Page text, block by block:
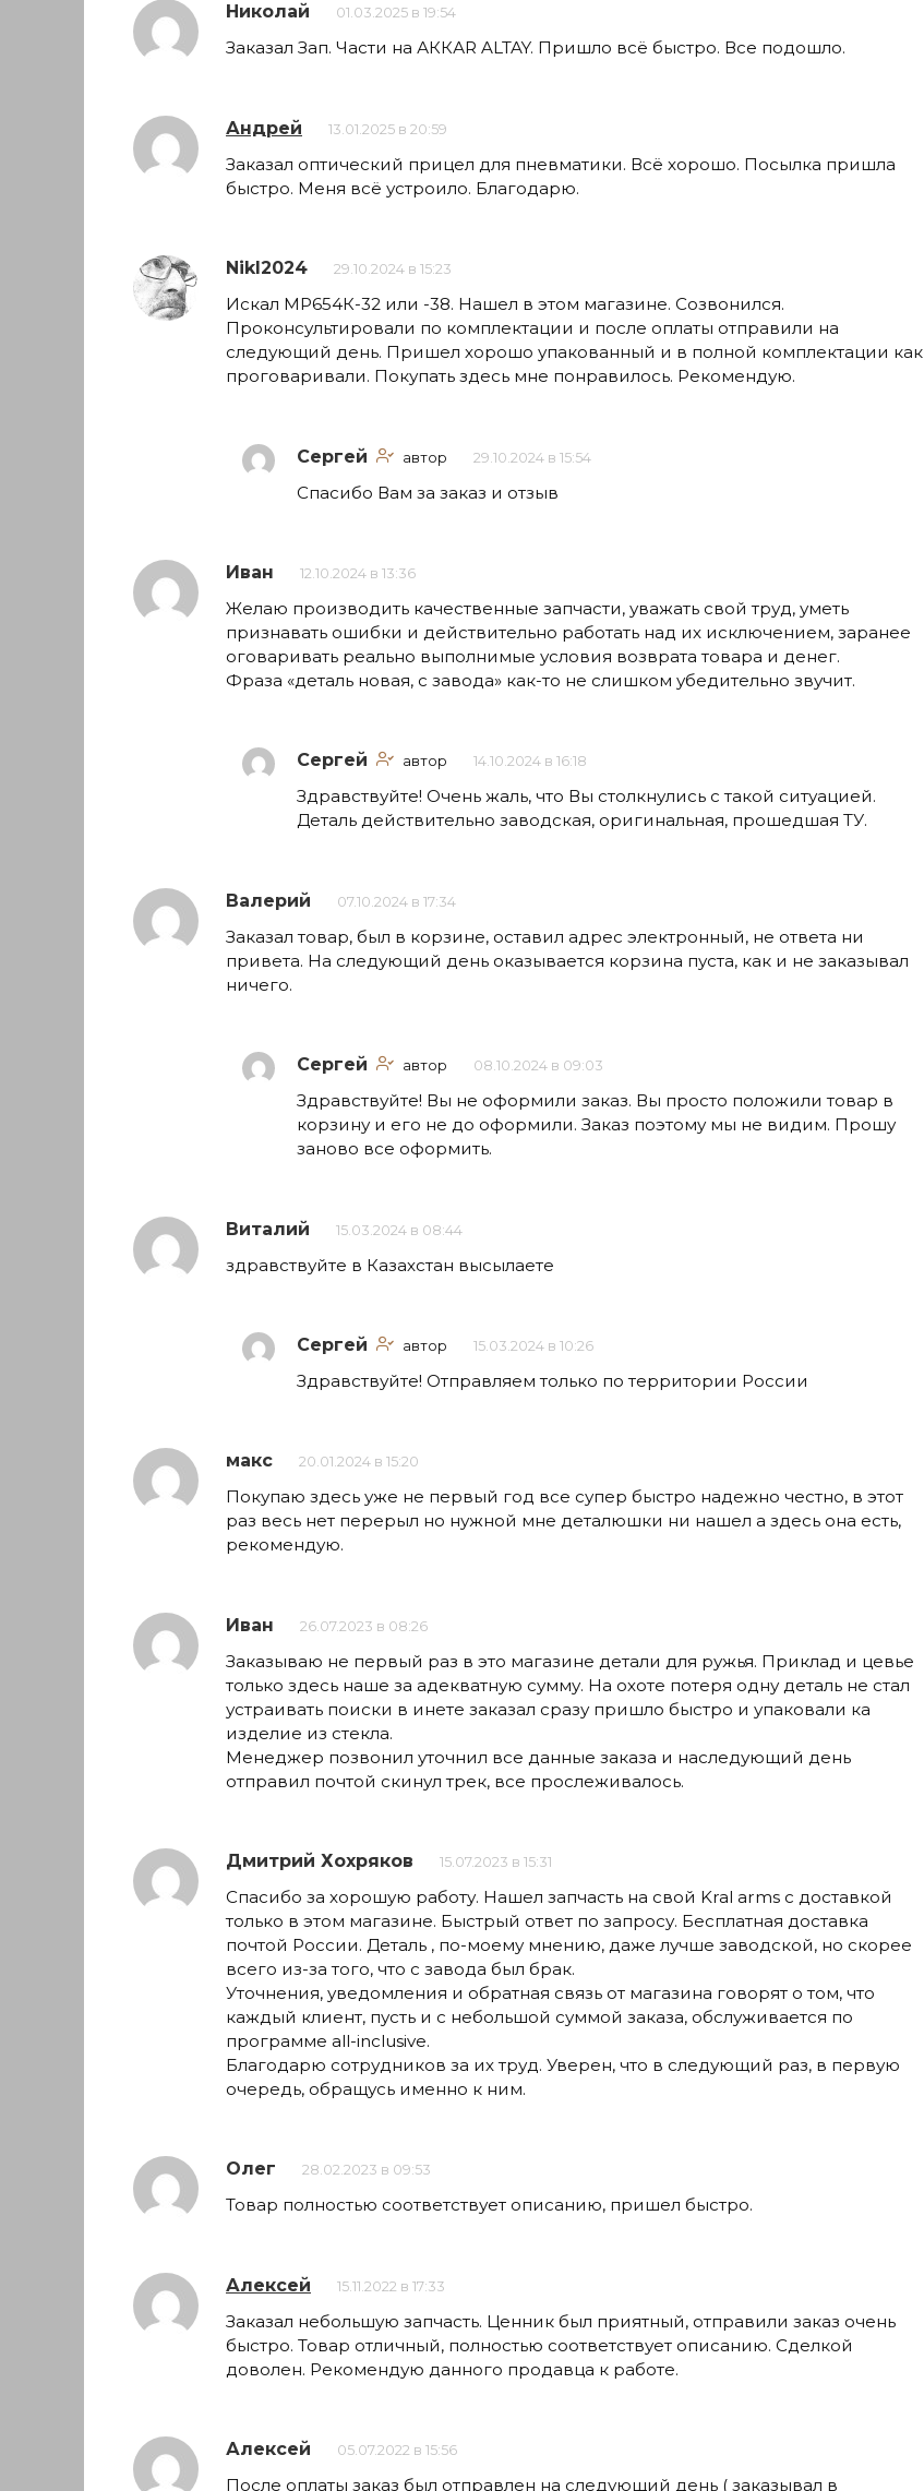
Николай 01.03.2025 в 19:54
Заказал Зап. Части на АККАR ALTAY. Пришло всё быстро. Все подошло.
Андрей 13.01.2025 в 20:59
Заказал оптический прицел для пневматики. Всё хорошо. Посылка пришла
быстро. Меня всё устроило. Благодарю.
NikI2024 29.10.2024 в 15:23
Искал МР654К-32 или -38. Нашел в этом магазине. Созвонился.
Проконсультировали по комплектации и после оплаты отправили на
следующий день. Пришел хорошо упакованный и в полной комплектации как
проговаривали. Покупать здесь мне понравилось. Рекомендую.
Сергей автор 29.10.2024 в 15:54
Спасибо Вам за заказ и отзыв
Иван 12.10.2024 в 13:36
Желаю производить качественные запчасти, уважать свой труд, уметь
признавать ошибки и действительно работать над их исключением, заранее
оговаривать реально выполнимые условия возврата товара и денег.
Фраза «деталь новая, с завода» как-то не слишком убедительно звучит.
Сергей автор 14.10.2024 в 16:18
Здравствуйте! Очень жаль, что Вы столкнулись с такой ситуацией.
Деталь действительно заводская, оригинальная, прошедшая ТУ.
Валерий 07.10.2024 в 17:34
Заказал товар, был в корзине, оставил адрес электронный, не ответа ни
привета. На следующий день оказывается корзина пуста, как и не заказывал
ничего.
Сергей автор 08.10.2024 в 09:03
Здравствуйте! Вы не оформили заказ. Вы просто положили товар в
корзину и его не до оформили. Заказ поэтому мы не видим. Прошу
заново все оформить.
Виталий 15.03.2024 в 08:44
здравствуйте в Казахстан высылаете
Сергей автор 15.03.2024 в 10:26
Здравствуйте! Отправляем только по территории России
макс 20.01.2024 в 15:20
Покупаю здесь уже не первый год все супер быстро надежно честно, в этот
раз весь нет перерыл но нужной мне деталюшки ни нашел а здесь она есть,
рекомендую.
Иван 26.07.2023 в 08:26
Заказываю не первый раз в это магазине детали для ружья. Приклад и цевье
только здесь наше за адекватную сумму. На охоте потеря одну деталь не стал
устраивать поиски в инете заказал сразу пришло быстро и упаковали ка
изделие из стекла.
Менеджер позвонил уточнил все данные заказа и наследующий день
отправил почтой скинул трек, все прослеживалось.
Дмитрий Хохряков 15.07.2023 в 15:31
Спасибо за хорошую работу. Нашел запчасть на свой Kral arms с доставкой
только в этом магазине. Быстрый ответ по запросу. Бесплатная доставка
почтой России. Деталь , по-моему мнению, даже лучше заводской, но скорее
всего из-за того, что с завода был брак.
Уточнения, уведомления и обратная связь от магазина говорят о том, что
каждый клиент, пусть и с небольшой суммой заказа, обслуживается по
программе all-inclusive.
Благодарю сотрудников за их труд. Уверен, что в следующий раз, в первую
очередь, обращусь именно к ним.
Олег 28.02.2023 в 09:53
Товар полностью соответствует описанию, пришел быстро.
Алексей 15.11.2022 в 17:33
Заказал небольшую запчасть. Ценник был приятный, отправили заказ очень
быстро. Товар отличный, полностью соответствует описанию. Сделкой
доволен. Рекомендую данного продавца к работе.
Алексей 05.07.2022 в 15:56
После оплаты заказ был отправлен на следующий день ( заказывал в